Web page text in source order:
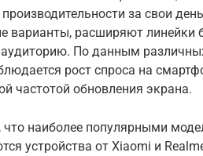
за свои
варианты, расширяют
По данным
рост спроса на
частотой обновления экрана.
что наиболее популярными
устройства от Xiaomi и